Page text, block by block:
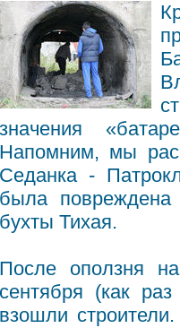
значения
Напомним, мы
Седанка -
была
бухты Тихая.
После оползня
сентября (как
взошли